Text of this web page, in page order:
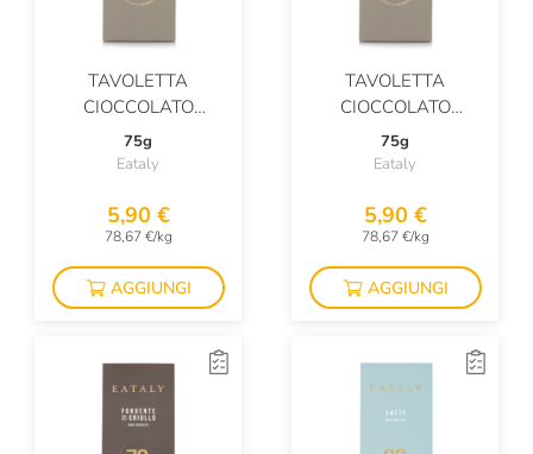
TAVOLETTA
CIOCCOLATO
FONDENTE 80%
75g
Eataly
5,90 €
78,67 €/kg
AGGIUNGI
TAVOLETTA
CIOCCOLATO
FONDENTE 90%
75g
Eataly
5,90 €
78,67 €/kg
AGGIUNGI